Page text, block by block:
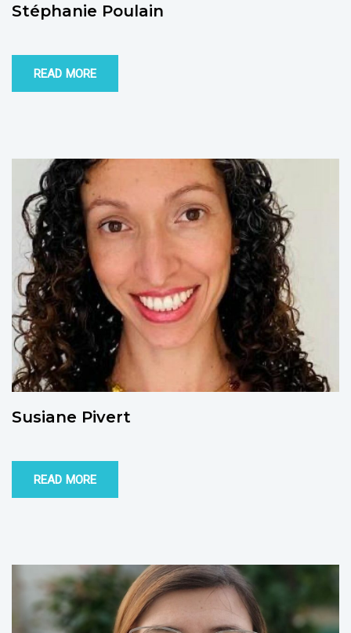
Stéphanie Poulain
READ MORE
Susiane Pivert
READ MORE